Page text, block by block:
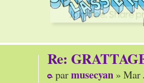
Re:
parmusecyan » Mar